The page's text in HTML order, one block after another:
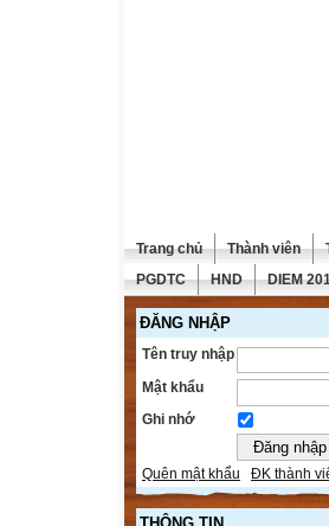
Trang chủ Thành viên
PGDTC
HND DIEM
ĐĂNG NHẬP
Tên truy nhập
Mật khẩu
Ghi nhớ
Quên mật khẩu ĐK thành